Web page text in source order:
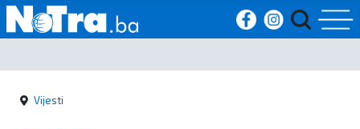
Početna
Vijesti
Vijesti